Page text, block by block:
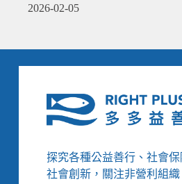
2026-02-05
探究各種公益善行、社會保
社會創新，關注非營利組